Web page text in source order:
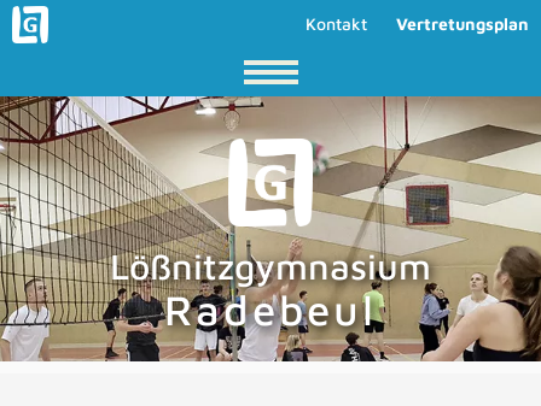
Kontakt Vertretungsplan
Lößnitzgymnasium
Radebeul